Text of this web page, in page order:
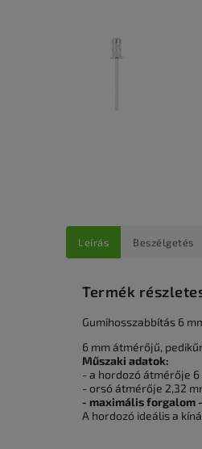
Leírás Beszélgetés
Termék
Gumihosszabbítás 6
6 mm átmérőjű,
Műszaki adatok:
- a hordozó átmérője 6
- orsó átmérője 2,32
- maximális forgalom -
A hordozó ideális a